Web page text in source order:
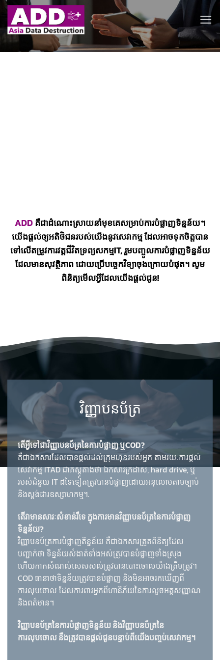
Skip
content
ADDគឺជាដំណោះស្រាយនាំមុខគេសម្រាប់ការបំផ្លាញទិន្នន័យ។
យើងផ្ដល់ឲ្យអតិថិជនរបស់យើងនូវសេវាកម្ម ដែលអាចទុកចិត្តបាន
ទៅលើតម្រូវការវត្តជីវិតទ្រព្យសកម្ម​IT, រួមបញ្ចូលការបំផ្លាញទិន្នន័យ
ដែលមានសុវត្ថិភាព​ ដោយប្រើបច្ចេកវិទ្យាចុងក្រោយបំផុត។ សូម
ពិនិត្យមើលអ្វីដែលយើងផ្ដល់ជូន!
វិញ្ញាបនប័ត្រ
តើអ្វីទៅជាវិញ្ញាបនប័ត្រនៃការបំផ្លាញ ឬCOD?
គឺជាឯកសារដែលបានផ្តល់ដល់ក្រុមហ៊ុនរបស់អ្នក តាមរយៈការផ្តល់
សេវាកម្ម ITAD ជាភស្តុតាងថា ឯកសារក្រដាស, hard drive, ឬ
របស់ជំនួយ IT ដទៃទៀតត្រូវបានបំផ្លាញដោយអនុលោមតាមច្បាប់
និងស្តង់ដារឧស្សាហកម្ម។.
តើវាមានសារៈសំខាន់រឺទេ ក្នុងការមានវិញ្ញាបនប័ត្រនៃការបំផ្លាញ
ទិន្នន័យ?
វិញ្ញាបនប័ត្រការបំផ្លាញតិន្នន័យ គឺជាឯកសារត្រួតពិនិត្យដែល
បញ្ជាក់ថា​ ទិន្នន័យសំងាត់ទាំងអស់ត្រូវបានបំផ្លាញទាំងស្រុង
ហើយកាកសំណល់សេសសល់ត្រូវបានបោះចោលយ៉ាងត្រឹមត្រូវ។
COD ធានាថាទិន្នន័យត្រូវបានបំផ្លាញ និងមិនអាចរកឃើញពី
ការលុបចោល ដែលការពារអ្នកពីហានិភ័យនៃការលួចអត្តសញ្ញាណ
និងពត៌មាន។
វិញ្ញាបនប័ត្រនៃការបំផ្លាញទិន្នន័យ និងវិញ្ញាបនប័ត្រនៃ
ការលុបចោល នឹងត្រូវបានផ្ដល់ជូនបន្ទាប់ពីយើងបញ្ចប់សេវាកម្ម។